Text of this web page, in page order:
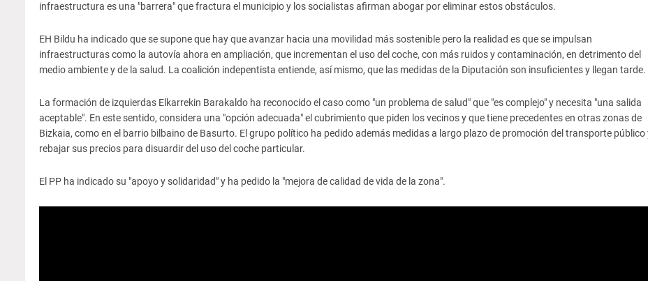
infraestructura es una "barrera" que fractura el municipio y los socialistas afirman abogar por eliminar estos obstáculos.
EH Bildu ha indicado que se supone que hay que avanzar hacia una movilidad más sostenible pero la realidad es que se impulsan
infraestructuras como la autovía ahora en ampliación, que incrementan el uso del coche, con más ruidos y contaminación, en detrimento del
medio ambiente y de la salud. La coalición indepentista entiende, así mismo, que las medidas de la Diputación son insuficientes y llegan tarde.
La formación de izquierdas Elkarrekin Barakaldo ha reconocido el caso como "un problema de salud" que "es complejo" y necesita "una salida
aceptable". En este sentido, considera una "opción adecuada" el cubrimiento que piden los vecinos y que tiene precedentes en otras zonas de
Bizkaia, como en el barrio bilbaino de Basurto. El grupo político ha pedido además medidas a largo plazo de promoción del transporte público
rebajar sus precios para disuardir del uso del coche particular.
El PP ha indicado su "apoyo y solidaridad" y ha pedido la "mejora de calidad de vida de la zona".